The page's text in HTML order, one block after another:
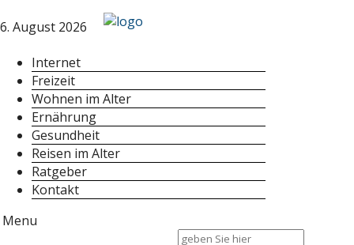
6. August 2026
Internet
Freizeit
Wohnen im Alter
Ernährung
Gesundheit
Reisen im Alter
Ratgeber
Kontakt
Menu